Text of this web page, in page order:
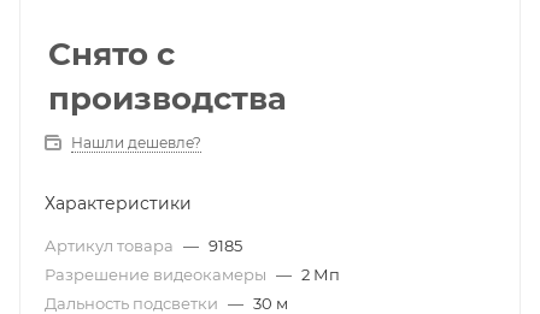
Снято с
производства
Нашли дешевле?
Характеристики
Артикул товара — 9185
Разрешение видеокамеры — 2 Мп
Дальность подсветки — 30 м